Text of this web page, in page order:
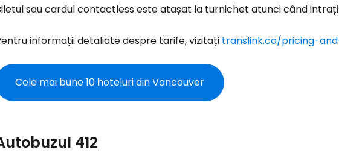
sau cardul contactless este atașat la turnichet atunci când intrați
informații detaliate despre tarife, vizitați translink.ca/pricing-
Cele mai bune 10 hoteluri din Vancouver
412